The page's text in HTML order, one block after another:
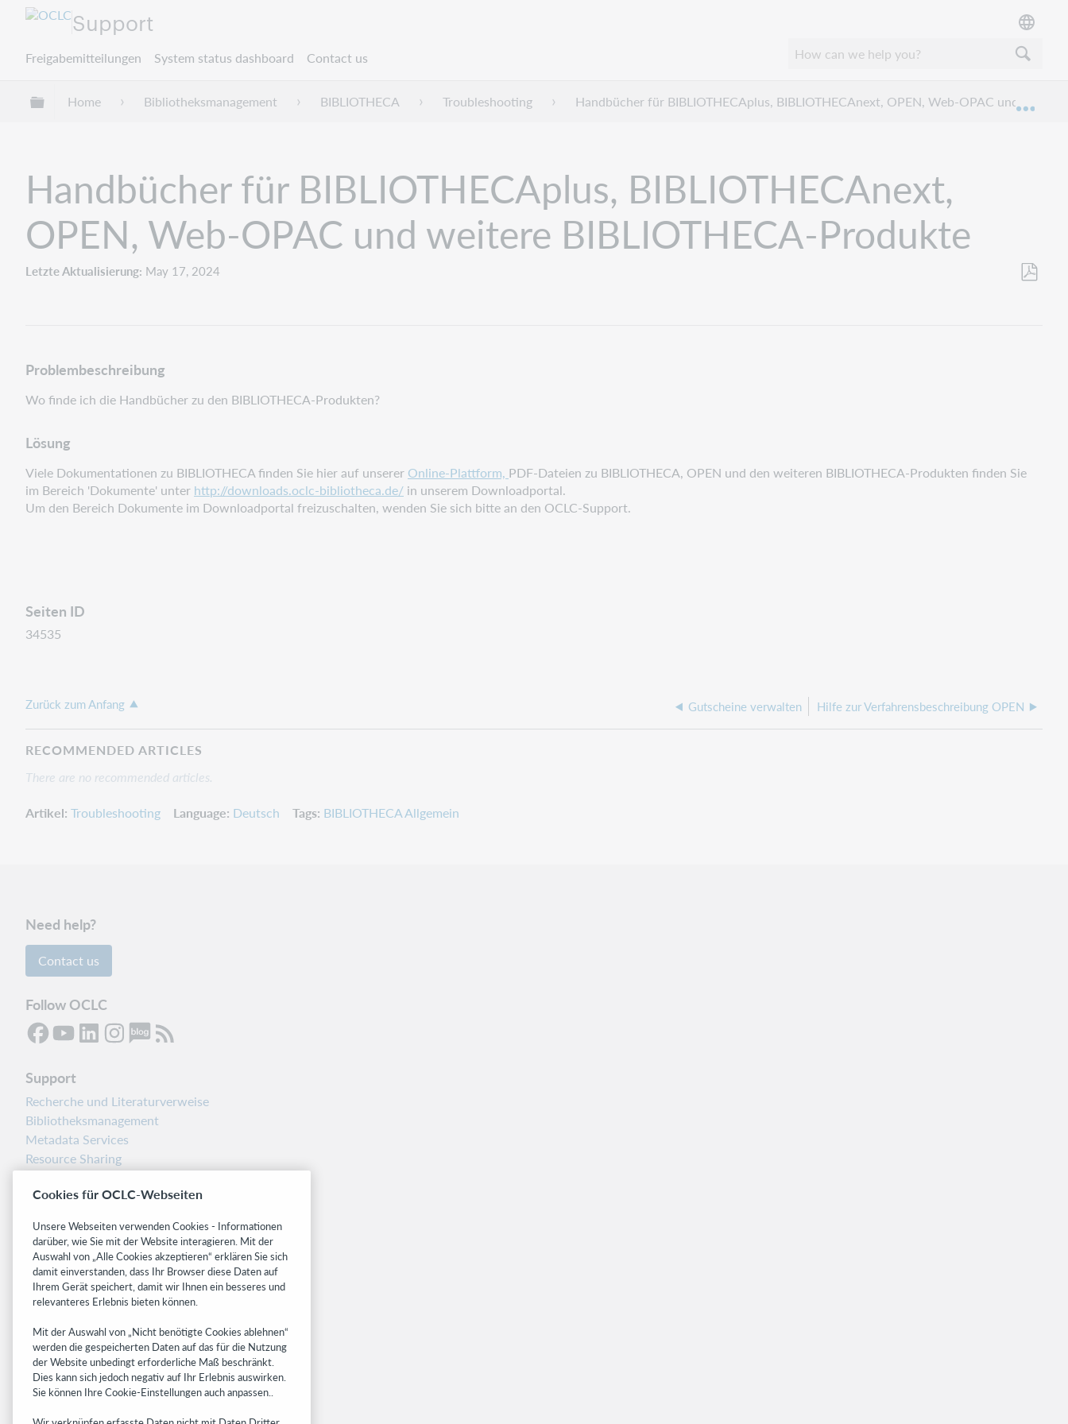
Support
Freigabemitteilungen System status dashboard Contact us
Globale Hierarchie expandieren/verbergen
Home Bibliotheksmanagement BIBLIOTHECA Troubleshooting Handbücher für BIBLIOTHECAplus, BIBLIOTHECAnext, OPEN, Web-OPAC und
Handbücher für BIBLIOTHECAplus, BIBLIOTHECAnext,
OPEN, Web-OPAC und weitere BIBLIOTHECA-Produkte
Letzte Aktualisierung May 17, 2024
Problembeschreibung
Wo finde ich die Handbücher zu den BIBLIOTHECA-Produkten?
Lösung
Viele Dokumentationen zu BIBLIOTHECA finden Sie hier auf unserer Online-Plattform, PDF-Dateien zu BIBLIOTHECA, OPEN und den weiteren BIBLIOTHECA-Produkten finden Sie
im Bereich 'Dokumente' unter http://downloads.oclc-bibliotheca.de/ in unserem Downloadportal.
Um den Bereich Dokumente im Downloadportal freizuschalten, wenden Sie sich bitte an den OCLC-Support.
Seiten ID
34535
Zurück zum Anfang Gutscheine verwalten Hilfe zur Verfahrensbeschreibung OPEN
RECOMMENDED ARTICLES
There are no recommended articles.
Artikel Troubleshooting Language Deutsch Tags BIBLIOTHECA Allgemein
Need help?
Contact us
Follow OCLC
Support
Recherche und Literaturverweise
Bibliotheksmanagement
Metadata Services
Resource Sharing
Freigabemitteilungen
Related sites
OCLC.org
BibFormats
Research
WebJunction
Developer Network
Cookies für OCLC-Webseiten
Unsere Webseiten verwenden Cookies - Informationen
darüber, wie Sie mit der Website interagieren. Mit der
Auswahl von „Alle Cookies akzeptieren“ erklären Sie sich
damit einverstanden, dass Ihr Browser diese Daten auf
Ihrem Gerät speichert, damit wir Ihnen ein besseres und
relevanteres Erlebnis bieten können.
Mit der Auswahl von „Nicht benötigte Cookies ablehnen“
werden die gespeicherten Daten auf das für die Nutzung
der Website unbedingt erforderliche Maß beschränkt.
Dies kann sich jedoch negativ auf Ihr Erlebnis auswirken.
Sie können Ihre Cookie-Einstellungen auch anpassen..